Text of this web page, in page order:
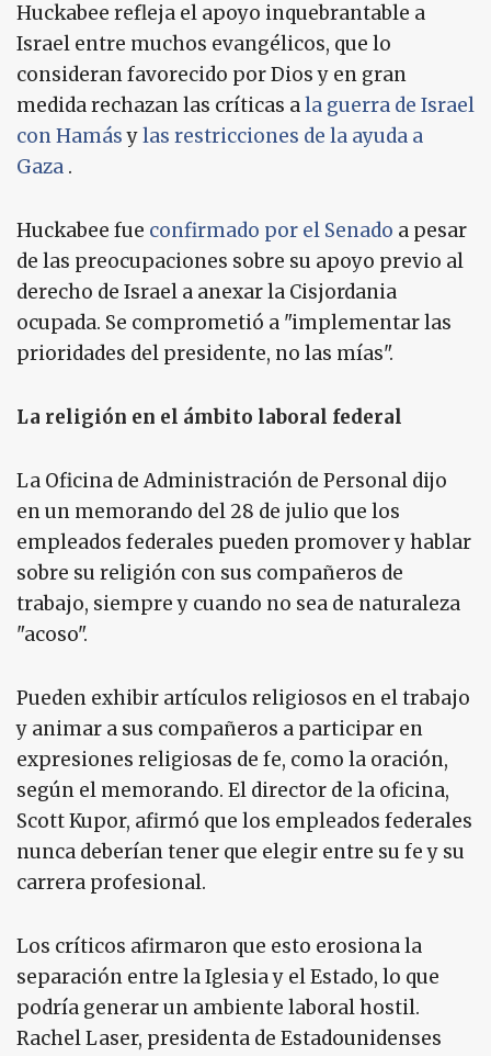
Huckabee refleja el apoyo inquebrantable a
Israel entre muchos evangélicos, que lo
consideran favorecido por Dios y en gran
medida rechazan las críticas ala guerra de Israel
con Hamásylas restricciones de la ayuda a
Gaza .
Huckabee fue confirmado por el Senado a pesar
de las preocupaciones sobre su apoyo previo al
derecho de Israel a anexar la Cisjordania
ocupada. Se comprometió a "implementar las
prioridades del presidente, no las mías".
La religión en el ámbito laboral federal
La Oficina de Administración de Personal dijo
en un memorando del 28 de julio que los
empleados federales pueden promover y hablar
sobre su religión con sus compañeros de
trabajo, siempre y cuando no sea de naturaleza
"acoso".
Pueden exhibir artículos religiosos en el trabajo
y animar a sus compañeros a participar en
expresiones religiosas de fe, como la oración,
según el memorando. El director de la oficina,
Scott Kupor, afirmó que los empleados federales
nunca deberían tener que elegir entre su fe y su
carrera profesional.
Los críticos afirmaron que esto erosiona la
separación entre la Iglesia y el Estado, lo que
podría generar un ambiente laboral hostil.
Rachel Laser, presidenta de Estadounidenses